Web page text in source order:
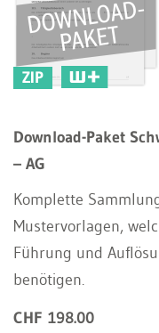
ZIP
Download-Paket
– AG
Komplette
Mustervorlagen,
Führung und
benötigen.
CHF 198.00